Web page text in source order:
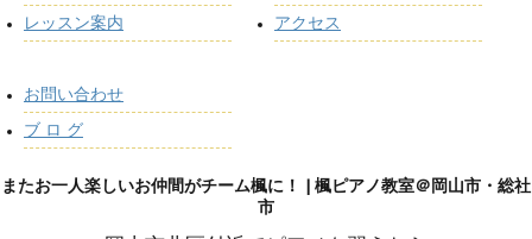
レッスン案内
アクセス
お問い合わせ
ブ ロ グ
またお一人楽しいお仲間がチーム楓に！ | 楓ピアノ教室＠岡山市・総社
市